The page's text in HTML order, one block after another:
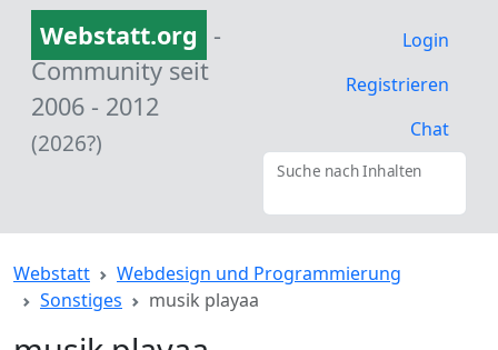
Webstatt.org -
Community seit
2006 - 2012
(2026?)
Login
Registrieren
Chat
Suche nach Inhalten
Webstatt
Webdesign und Programmierung
Sonstiges
musik playaa